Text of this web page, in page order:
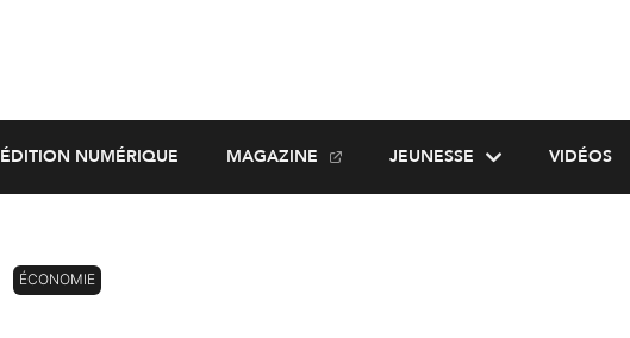
ÉDITION NUMÉRIQUE MAGAZINE JEUNESSE VIDÉOS
ÉCONOMIE